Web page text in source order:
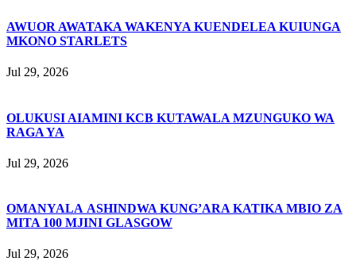
AWUOR AWATAKA WAKENYA KUENDELEA KUIUNGA
MKONO STARLETS
Jul 29, 2026
OLUKUSI AIAMINI KCB KUTAWALA MZUNGUKO WA
RAGA YA
Jul 29, 2026
OMANYALA ASHINDWA KUNG’ARA KATIKA MBIO ZA
MITA 100 MJINI GLASGOW
Jul 29, 2026